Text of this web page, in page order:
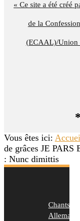
« Ce site a été créé
de la
(ECAAL)/Union
Vous êtes ici:
de grâces JE
: Nunc dimittis
Chants
Allemands